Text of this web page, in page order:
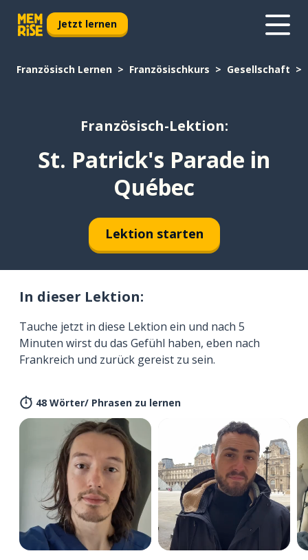
Jetzt lernen
Französisch Lernen Französischkurs Gesellschaft
Französisch-Lektion:
St. Patrick's Parade in
Québec
Lektion starten
In dieser Lektion:
Tauche jetzt in diese Lektion ein und nach 5
Minuten wirst du das Gefühl haben, eben nach
Frankreich und zurück gereist zu sein.
48 Wörter/ Phrasen zu lernen